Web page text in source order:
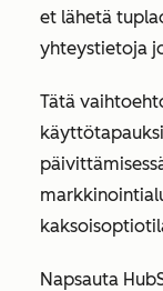
et lähetä
yhteystietoja
Tätä
Napsauta